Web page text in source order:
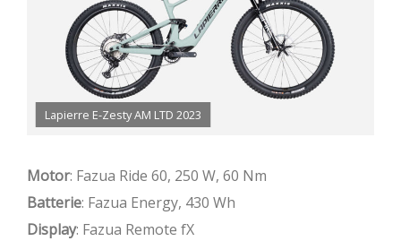
Lapierre E-Zesty AM LTD 2023
Motor: Fazua Ride 60, 250 W, 60 Nm
Batterie: Fazua Energy, 430 Wh
Display: Fazua Remote fX